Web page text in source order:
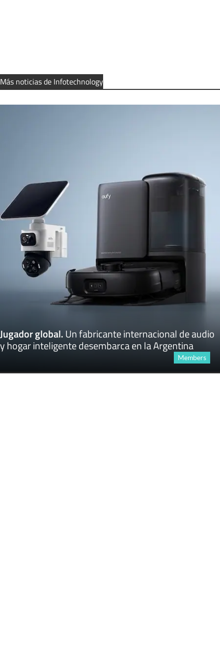
Más noticias de Infotechnology
Jugador global.Un fabricante internacional de audio
y hogar inteligente desembarca en la Argentina
Members